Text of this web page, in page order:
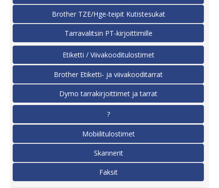
Brother TZE/Hge-teipit Kutistesukat
Tarravalitsin PT-kirjoittimille
Etiketti / Viivakooditulostimet
Brother Etiketti- ja viivakooditarrat
Dymo tarrakirjoittimet ja tarrat
?
Mobiilitulostimet
Skannerit
Faksit